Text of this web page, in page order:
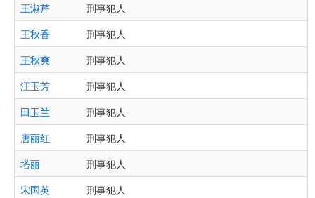
王淑芹
刑事犯人
王秋香
刑事犯人
王秋爽
刑事犯人
汪玉芳
刑事犯人
田玉兰
刑事犯人
唐丽红
刑事犯人
塔丽
刑事犯人
宋国英
刑事犯人